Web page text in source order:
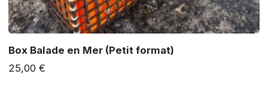
Box Balade en Mer (Petit format)
25,00 €